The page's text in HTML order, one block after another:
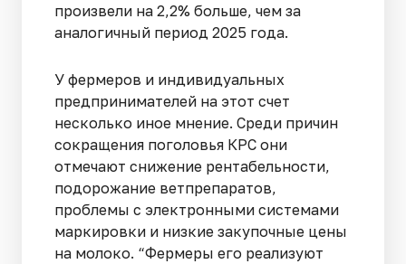
произвели на 2,2% больше, чем за
аналогичный период 2025 года.
У фермеров и индивидуальных
предпринимателей на этот счет
несколько иное мнение. Среди причин
сокращения поголовья КРС они
отмечают снижение рентабельности,
подорожание ветпрепаратов,
проблемы с электронными системами
маркировки и низкие закупочные цены
на молоко. “Фермеры его реализуют